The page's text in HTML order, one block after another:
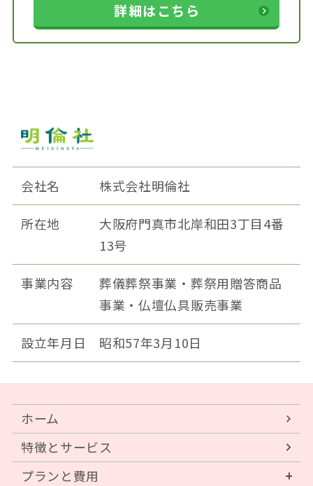
詳細はこちら
会社名 株式会社明倫社
所在地
大阪府門真市北岸和田3丁目4番
13号
事業内容
葬儀葬祭事業・葬祭用贈答商品
事業・仏壇仏具販売事業
設立年月日 昭和57年3月10日
ホーム
特徴とサービス
プランと費用